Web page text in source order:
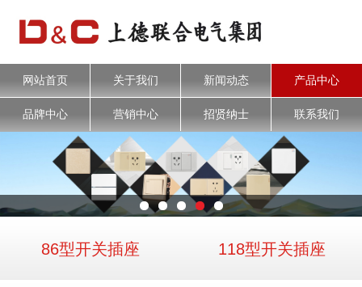
网站首页 关于我们 新闻动态 产品中心
品牌中心 营销中心 招贤纳士 联系我们
86型开关插座 118型开关插座